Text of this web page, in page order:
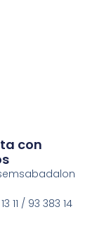
con
11 / 93 383 14